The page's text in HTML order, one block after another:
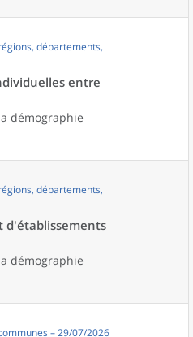
départements,
entre
démographie
départements,
d'établissements
démographie
– 29/07/2026